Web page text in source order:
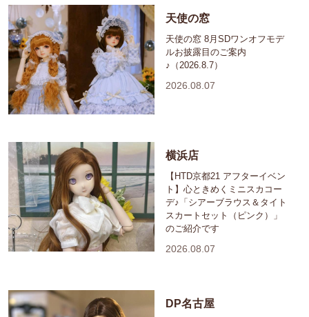
天使の窓
天使の窓 8月SDワンオフモデ
ルお披露目のご案内
♪（2026.8.7）
2026.08.07
横浜店
【HTD京都21 アフターイベン
ト】心ときめくミニスカコー
デ♪「シアーブラウス＆タイト
スカートセット（ピンク）」
のご紹介です
2026.08.07
DP名古屋